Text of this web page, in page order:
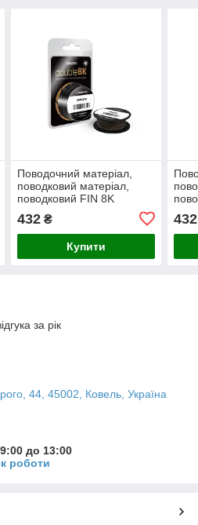
Поводочний матеріал,
поводковий матеріал,
поводковий FIN 8K
DOUBLE 20m/камуфляж
25lbs
432₴
Купити
432
за рік
44, 45002, Ковель, Україна
до 13:00
роботи